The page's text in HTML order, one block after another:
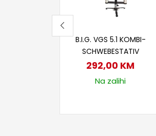
B.I.G. VGS 5.1 KOMBI-
SCHWEBESTATIV
292,00 KM
Na zalihi